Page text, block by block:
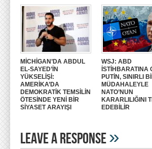
MİCHİGAN’DA ABDUL
EL-SAYED’İN
YÜKSELİŞİ:
AMERİKA’DA
DEMOKRATİK TEMSİLİN
ÖTESİNDE YENİ BİR
SİYASET ARAYIŞI
WSJ: ABD
İSTİHBARATINA
PUTİN, SINIRLI
MÜDAHALEYLE
NATO’NUN
KARARLILIĞINI
EDEBİLİR
Leave A Response»